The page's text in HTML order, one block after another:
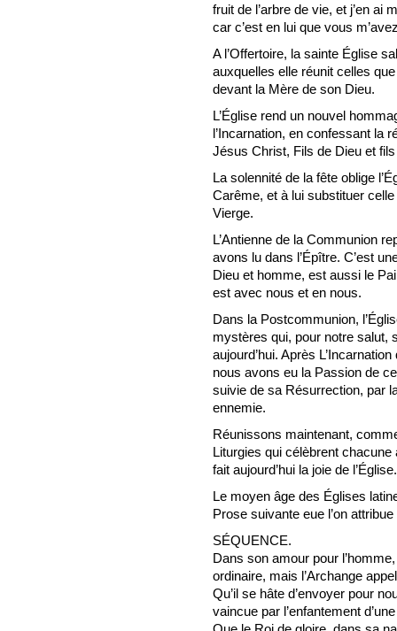
fruit de l’arbre de vie, et j’en ai
car c’est en lui que vous
A l’Offertoire, la sainte Église
auxquelles elle réunit celles
devant la Mère de son Dieu.
L’Église rend un nouvel
l’Incarnation, en confessant la
Jésus Christ, Fils de Dieu et
La solennité de la fête oblige
Carême, et à lui substituer
Vierge.
L’Antienne de la Communion
avons lu dans l’Épître. C’est
Dieu et homme, est aussi le
est avec nous et en nous.
Dans la Postcommunion,
mystères qui, pour notre salut,
aujourd’hui. Après
nous avons eu la Passion de
suivie de sa Résurrection, par
ennemie.
Réunissons maintenant,
Liturgies qui célèbrent
fait aujourd’hui la joie de l’Église.
Le moyen âge des Églises
Prose suivante eue l’on
SÉQUENCE.
Dans son amour pour
ordinaire, mais l’Archange
Qu’il se hâte d’envoyer pour
vaincue par l’enfantement